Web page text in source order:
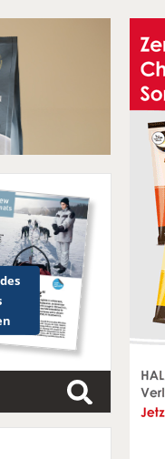
S
u